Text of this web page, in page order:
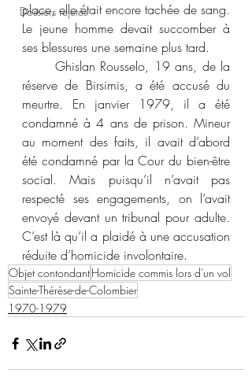
Dossiers rejetés
place, elle était encore tachée de sang.
Le jeune homme devait succomber à
ses blessures une semaine plus tard.
réserve de Birsimis, a été accusé du
meurtre. En janvier 1979, il a été
condamné à 4 ans de prison. Mineur
au moment des faits, il avait d’abord
été condamné par la Cour du bien-être
social. Mais puisqu’il n’avait pas
respecté ses engagements, on l’avait
envoyé devant un tribunal pour adulte.
C’est là qu’il a plaidé à une accusation
réduite d’homicide involontaire.
Objet contondantHomicide commis lors d'un vol
Sainte-Thérèse-de-Colombier
1970-1979